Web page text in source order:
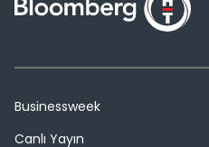
Businessweek
Canlı Yayın